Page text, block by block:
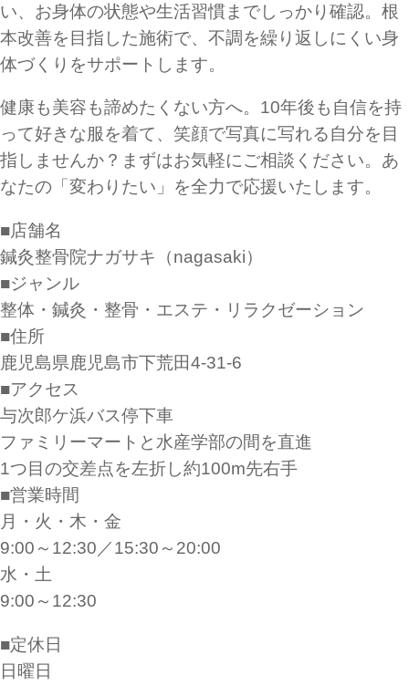
い、お身体の状態や生活習慣までしっかり確認。根
本改善を目指した施術で、不調を繰り返しにくい身
体づくりをサポートします。
健康も美容も諦めたくない方へ。10年後も自信を持
って好きな服を着て、笑顔で写真に写れる自分を目
指しませんか？まずはお気軽にご相談ください。あ
なたの「変わりたい」を全力で応援いたします。
■店舗名
鍼灸整骨院ナガサキ（nagasaki）
■ジャンル
整体・鍼灸・整骨・エステ・リラクゼーション
■住所
鹿児島県鹿児島市下荒田4-31-6
■アクセス
与次郎ケ浜バス停下車
ファミリーマートと水産学部の間を直進
1つ目の交差点を左折し約100m先右手
■営業時間
月・火・木・金
9:00～12:30／15:30～20:00
水・土
9:00～12:30
■定休日
日曜日